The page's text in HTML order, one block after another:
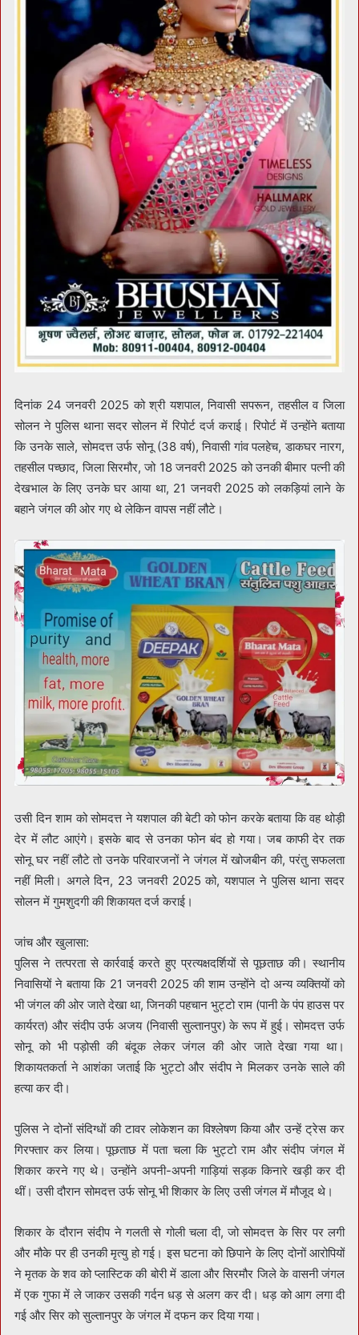
दिनांक 24 जनवरी 2025 को श्री यशपाल, निवासी सपरून, तहसील व जिला
सोलन ने पुलिस थाना सदर सोलन में रिपोर्ट दर्ज कराई। रिपोर्ट में उन्होंने बताया
कि उनके साले, सोमदत्त उर्फ सोनू (38 वर्ष), निवासी गांव पलहेच, डाकघर नारग,
तहसील पच्छाद, जिला सिरमौर, जो 18 जनवरी 2025 को उनकी बीमार पत्नी की
देखभाल के लिए उनके घर आया था, 21 जनवरी 2025 को लकड़ियां लाने के
बहाने जंगल की ओर गए थे लेकिन वापस नहीं लौटे।
उसी दिन शाम को सोमदत्त ने यशपाल की बेटी को फोन करके बताया कि वह थोड़ी
देर में लौट आएंगे। इसके बाद से उनका फोन बंद हो गया। जब काफी देर तक
सोनू घर नहीं लौटे तो उनके परिवारजनों ने जंगल में खोजबीन की, परंतु सफलता
नहीं मिली। अगले दिन, 23 जनवरी 2025 को, यशपाल ने पुलिस थाना सदर
सोलन में गुमशुदगी की शिकायत दर्ज कराई।
जांच और खुलासा:
पुलिस ने तत्परता से कार्रवाई करते हुए प्रत्यक्षदर्शियों से पूछताछ की। स्थानीय
निवासियों ने बताया कि 21 जनवरी 2025 की शाम उन्होंने दो अन्य व्यक्तियों को
भी जंगल की ओर जाते देखा था, जिनकी पहचान भुट्टो राम (पानी के पंप हाउस पर
कार्यरत) और संदीप उर्फ अजय (निवासी सुल्तानपुर) के रूप में हुई। सोमदत्त उर्फ
सोनू को भी पड़ोसी की बंदूक लेकर जंगल की ओर जाते देखा गया था।
शिकायतकर्ता ने आशंका जताई कि भुट्टो और संदीप ने मिलकर उनके साले की
हत्या कर दी।
पुलिस ने दोनों संदिग्धों की टावर लोकेशन का विश्लेषण किया और उन्हें ट्रेस कर
गिरफ्तार कर लिया। पूछताछ में पता चला कि भुट्टो राम और संदीप जंगल में
शिकार करने गए थे। उन्होंने अपनी-अपनी गाड़ियां सड़क किनारे खड़ी कर दी
थीं। उसी दौरान सोमदत्त उर्फ सोनू भी शिकार के लिए उसी जंगल में मौजूद थे।
शिकार के दौरान संदीप ने गलती से गोली चला दी, जो सोमदत्त के सिर पर लगी
और मौके पर ही उनकी मृत्यु हो गई। इस घटना को छिपाने के लिए दोनों आरोपियों
ने मृतक के शव को प्लास्टिक की बोरी में डाला और सिरमौर जिले के वासनी जंगल
में एक गुफा में ले जाकर उसकी गर्दन धड़ से अलग कर दी। धड़ को आग लगा दी
गई और सिर को सुल्तानपुर के जंगल में दफन कर दिया गया।